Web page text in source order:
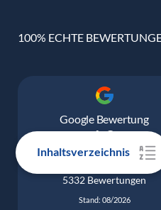
Inhaltsverzeichnis
100% ECHTE
Google Bewertung
4.9
5332 Bewertungen
Stand: 08/2026